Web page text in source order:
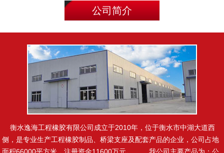
可卸式橡胶止水带 自粘橡胶止水带
遇水膨胀橡胶止水带 钢边橡胶止水带
公司简介
衡水逸海工程橡胶有限公司成立于2010年，位于衡水市中湖大道西
侧，是专业生产工程橡胶制品、桥梁支座及配套产品的企业，公司占地